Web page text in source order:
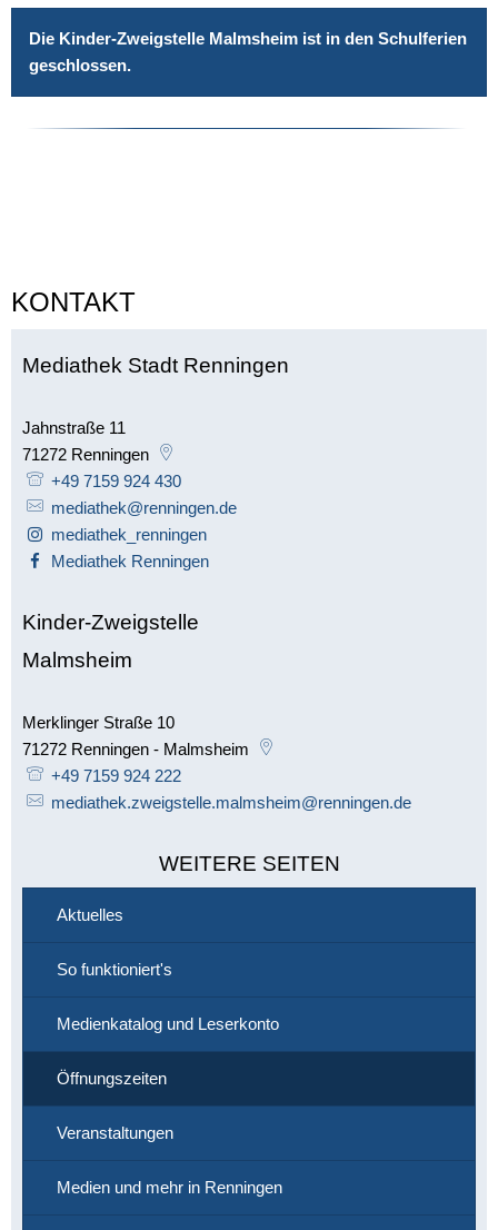
Die Kinder-Zweigstelle Malmsheim ist in den Schulferien
geschlossen.
KONTAKT
Mediathek Stadt Renningen
Jahnstraße 11
71272 Renningen
+49 7159 924 430
mediathek@renningen.de
mediathek_renningen
Mediathek Renningen
Kinder-Zweigstelle
Malmsheim
Merklinger Straße 10
71272 Renningen - Malmsheim
+49 7159 924 222
mediathek.zweigstelle.malmsheim@renningen.de
WEITERE SEITEN
Aktuelles
So funktioniert's
Medienkatalog und Leserkonto
Öffnungszeiten
Veranstaltungen
Medien und mehr in Renningen